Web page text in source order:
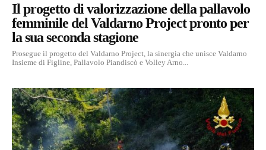
Il progetto di valorizzazione della pallavolo
femminile del Valdarno Project pronto per
la sua seconda stagione
Prosegue il progetto del Valdarno Project, la sinergia che unisce Valdarno
Insieme di Figline, Pallavolo Piandiscò e Volley Arno...